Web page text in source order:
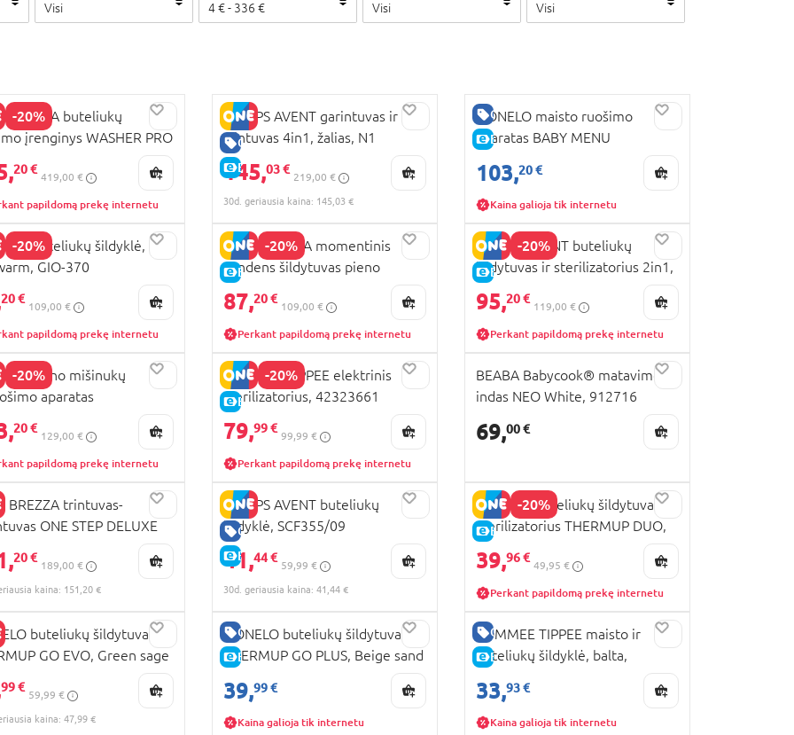
Visi 4€- 336 € Visi Visi
-20%
BREZZA buteliukų
įrenginys WASHER PRO
ir džiovinimo
20 €
419,00 €
papildomą prekę internetu
GERA KAINA
E-KAINA
PHILIPS AVENT garintuvas ir
trintuvas 4in1, žalias, N1
SCF885/01
145,03 €
219,00 €
30d. geriausia kaina: 145,03 €
GERA KAINA
E-KAINA
LIONELO maisto ruošimo
aparatas BABY MENU
103,20 €
Kaina galioja tik internetu
-20%buteliukų šildyklė,
GIO-370
20 €
109,00 €
papildomą prekę internetu
-20%
E-KAINA
BABY BREZZA momentinis
vandens šildytuvas pieno
mišinuko gamybai INSTANT
WARMER, White
87,20 €
109,00 €
Perkant papildomą prekę internetu
-20%
E-KAINA
PHILIPS AVENT buteliukų
šildytuvas ir sterilizatorius 2in1,
SCF359/00
95,20 €
119,00 €
Perkant papildomą prekę internetu
-20%pieno mišinukų
aparatas
20 €
129,00 €
papildomą prekę internetu
-20%
E-KAINA
TOMMEE TIPPEE elektrinis
sterilizatorius, 42323661
79,99 €
99,99 €
Perkant papildomą prekę internetu
BEABA Babycook® matavimo
indas NEO White, 912716
69,00 €
KAINA
BREZZA trintuvas-
ONE STEP DELUXE
20 €
189,00 €
kaina: 151,20 €
GERA KAINA
E-KAINA
PHILIPS AVENT buteliukų
šildyklė, SCF355/09
41,44 €
59,99 €
30d. geriausia kaina: 41,44 €
-20%
E-KAINA
LIONELO buteliukų šildytuvas ir
sterilizatorius THERMUP DUO,
White
39,96 €
49,95 €
Perkant papildomą prekę internetu
KAINA
INTERNETU
buteliukų šildytuvas
GO EVO, Green sage
99 €
59,99 €
kaina: 47,99 €
GERA KAINA
E-KAINA
LIONELO buteliukų šildytuvas
THERMUP GO PLUS, Beige sand
39,99 €
Kaina galioja tik internetu
GERA KAINA
E-KAINA
TOMMEE TIPPEE maisto ir
buteliukų šildyklė, balta,
33,93 €
Kaina galioja tik internetu